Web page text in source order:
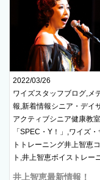
2022/03/26
ワイズスタッフブログ,メ
報,新着情報シニア・デイ
アクティブシニア健康教室
「SPEC・Y！」,ワイズ
トトレーニング井上智恵
ト,井上智恵ボイストレー
井上智恵最新情報！